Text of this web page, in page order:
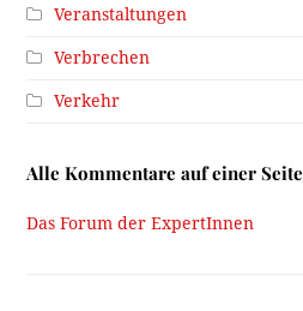
Veranstaltungen
Verbrechen
Verkehr
Alle Kommentare auf einer Seite
Das Forum der ExpertInnen